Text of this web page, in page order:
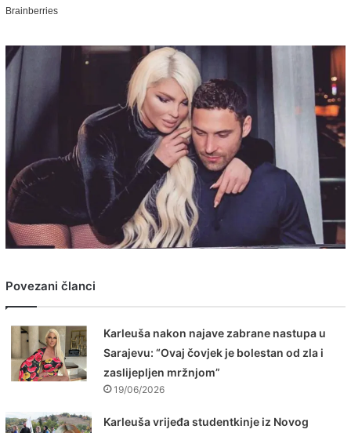
Povezani članci
Karleuša nakon najave zabrane nastupa u
Sarajevu: “Ovaj čovjek je bolestan od zla i
zaslijepljen mržnjom”
19/06/2026
Karleuša vrijeđa studentkinje iz Novog